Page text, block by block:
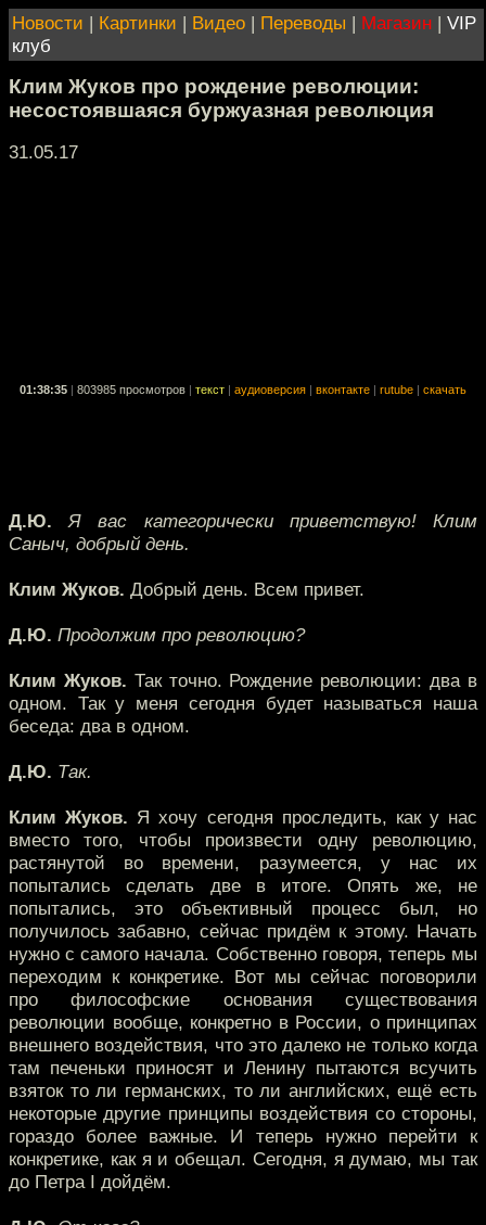
Новости | Картинки | Видео | Переводы | Магазин | VIP
клуб
Клим Жуков про рождение революции:
несостоявшаяся буржуазная революция
31.05.17
01:38:35 803985 просмотров текст аудиоверсия вконтакте rutube скачать
Д.Ю. Я вас категорически приветствую! Клим
Саныч, добрый день.
Клим Жуков. Добрый день. Всем привет.
Д.Ю. Продолжим про революцию?
Клим Жуков. Так точно. Рождение революции: два в
одном. Так у меня сегодня будет называться наша
беседа: два в одном.
Д.Ю. Так.
Клим Жуков. Я хочу сегодня проследить, как у нас
вместо того, чтобы произвести одну революцию,
растянутой во времени, разумеется, у нас их
попытались сделать две в итоге. Опять же, не
попытались, это объективный процесс был, но
получилось забавно, сейчас придём к этому. Начать
нужно с самого начала. Собственно говоря, теперь мы
переходим к конкретике. Вот мы сейчас поговорили
про философские основания существования
революции вообще, конкретно в России, о принципах
внешнего воздействия, что это далеко не только когда
там печеньки приносят и Ленину пытаются всучить
взяток то ли германских, то ли английских, ещё есть
некоторые другие принципы воздействия со стороны,
гораздо более важные. И теперь нужно перейти к
конкретике, как я и обещал. Сегодня, я думаю, мы так
до Петра I дойдём.